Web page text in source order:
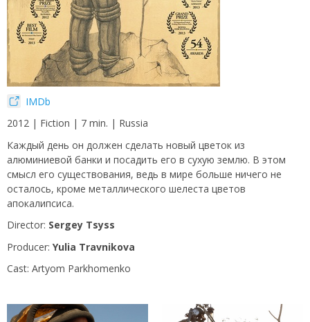
IMDb
2012 | Fiction | 7 min. | Russia
Каждый день он должен сделать новый цветок из
алюминиевой банки и посадить его в сухую землю. В этом
смысл его существования, ведь в мире больше ничего не
осталось, кроме металлического шелеста цветов
апокалипсиса.
Director: Sergey Tsyss
Producer: Yulia Travnikova
Сast: Artyom Parkhomenko